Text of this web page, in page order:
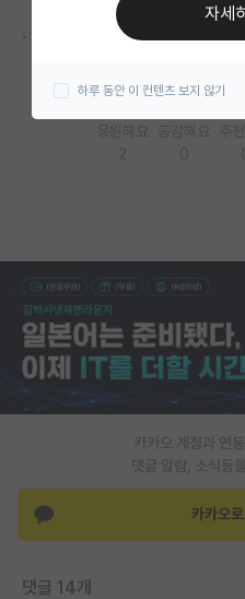
미국 대학원 합격 후기 게시
대학원 합격 후기 게시판
취업 게시판
임용 후기 게시판
PI 전용 게시판
인문사회 계열 게시판
특수/전문대학원 게시판
반도체/AI 게시판
장학금/장학생 게시판
.
카카오 계정과 연
댓글 알람, 소식등
카카오
댓글 14개
자세
하루 동안 이 컨텐츠 보지 않기